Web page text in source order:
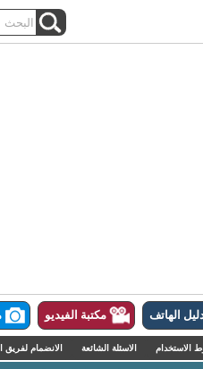
الهاتف مكتبة الفيديو
الاسئلة الشائعة الانضمام لفريق